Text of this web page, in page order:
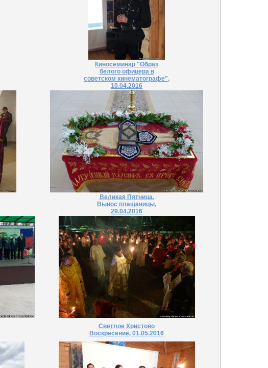
Киносеминар "Образ
белого офицера в
советском кинематографе",
10.04.2016
Великая Пятница.
Вынос плащаницы,
29.04.2016
Светлое Христово
Воскресение, 01.05.2016